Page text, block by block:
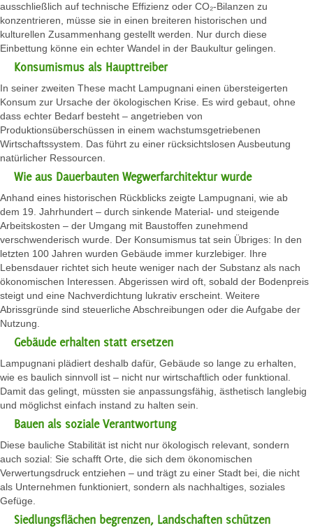
ausschließlich auf technische Effizienz oder CO₂-Bilanzen zu
konzentrieren, müsse sie in einen breiteren historischen und
kulturellen Zusammenhang gestellt werden. Nur durch diese
Einbettung könne ein echter Wandel in der Baukultur gelingen.
Konsumismus als Haupttreiber
In seiner zweiten These macht Lampugnani einen übersteigerten
Konsum zur Ursache der ökologischen Krise. Es wird gebaut, ohne
dass echter Bedarf besteht – angetrieben von
Produktionsüberschüssen in einem wachstumsgetriebenen
Wirtschaftssystem. Das führt zu einer rücksichtslosen Ausbeutung
natürlicher Ressourcen.
Wie aus Dauerbauten Wegwerfarchitektur wurde
Anhand eines historischen Rückblicks zeigte Lampugnani, wie ab
dem 19. Jahrhundert – durch sinkende Material- und steigende
Arbeitskosten – der Umgang mit Baustoffen zunehmend
verschwenderisch wurde. Der Konsumismus tat sein Übriges: In den
letzten 100 Jahren wurden Gebäude immer kurzlebiger. Ihre
Lebensdauer richtet sich heute weniger nach der Substanz als nach
ökonomischen Interessen. Abgerissen wird oft, sobald der Bodenpreis
steigt und eine Nachverdichtung lukrativ erscheint. Weitere
Abrissgründe sind steuerliche Abschreibungen oder die Aufgabe der
Nutzung.
Gebäude erhalten statt ersetzen
Lampugnani plädiert deshalb dafür, Gebäude so lange zu erhalten,
wie es baulich sinnvoll ist – nicht nur wirtschaftlich oder funktional.
Damit das gelingt, müssten sie anpassungsfähig, ästhetisch langlebig
und möglichst einfach instand zu halten sein.
Bauen als soziale Verantwortung
Diese bauliche Stabilität ist nicht nur ökologisch relevant, sondern
auch sozial: Sie schafft Orte, die sich dem ökonomischen
Verwertungsdruck entziehen – und trägt zu einer Stadt bei, die nicht
als Unternehmen funktioniert, sondern als nachhaltiges, soziales
Gefüge.
Siedlungsflächen begrenzen, Landschaften schützen